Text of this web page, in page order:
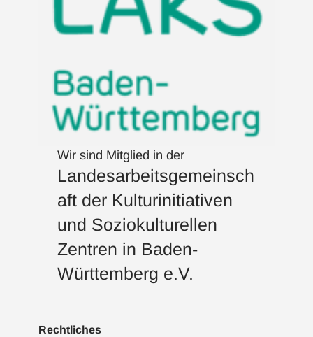
Wir sind Mitglied in der
Landesarbeitsgemeinsch
aft der Kulturinitiativen
und Soziokulturellen
Zentren in Baden-
Württemberg e.V.
Rechtliches